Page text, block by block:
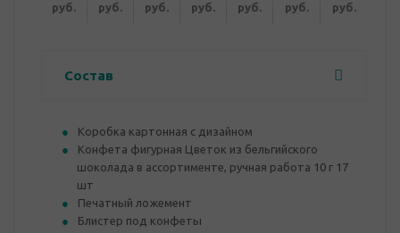
руб.
руб.
руб.
руб.
руб.
руб.
руб.
Состав
Коробка картонная с дизайном
Конфета фигурная Цветок из бельгийского
шоколада в ассортименте, ручная работа 10 г 17
шт
Печатный ложемент
Блистер под конфеты